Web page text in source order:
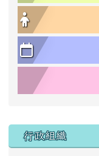
行政組織